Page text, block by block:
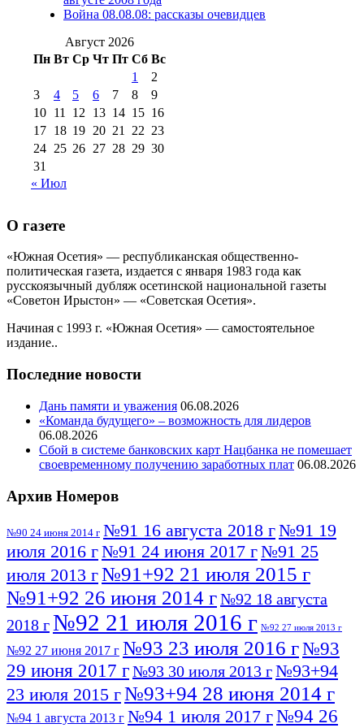
2017 г(9)
№99 4 августа
2016 г(12) №99 8 июля 2014 г
августа 2012 г(11)
августа 2013 г
(12)
Война 08.08.08: рассказы очевидцев
Август 2026
Пн Вт Ср Чт Пт Сб Вс
1
2
3
4 5 6 7 8
9
10 11 12 13 14 15 16
17 18 19 20 21 22 23
24 25 26 27 28 29 30
31
« Июл
О газете
«Южная Осетия» — республиканская общественно-
политическая газета, издается с января 1983 года как
русскоязычный дубляж осетинской национальной газеты
«Советон Ирыстон» — «Советская Осетия».
Начиная с 1993 г. «Южная Осетия» — самостоятельное
издание..
Последние новости
Дань памяти и уважения 06.08.2026
«Команда будущего» – возможность для лидеров
06.08.2026
Сбой в системе банковских карт Нацбанка не помешает
своевременному получению заработных плат 06.08.2026
Архив Номеров
№90 24 июня 2014 г №91 16 августа 2018 г№91 19
июля 2016 г№91 24 июня 2017 г№91 25
июля 2013 г№91+92 21 июля 2015 г
№91+92 26 июня 2014 г№92 18 августа
2018 г№92 21 июля 2016 г №92 27 июля 2013 г
№92 27 июня 2017 г №93 23 июля 2016 г№93
29 июня 2017 г№93 30 июля 2013 г№93+94
23 июля 2015 г№93+94 28 июня 2014 г
№94 1 августа 2013 г №94 1 июля 2017 г№94 26